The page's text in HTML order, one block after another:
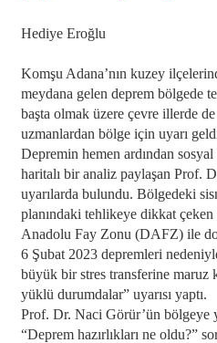
Hediye Eroğlu
Komşu Adana’nın kuzey
meydana gelen deprem bölgede
başta olmak üzere çevre illerde
uzmanlardan bölge için uyarı
Depremin hemen ardından
haritalı bir analiz paylaşan Prof.
uyarılarda bulundu. Bölgedeki
planındaki tehlikeye dikkat
Anadolu Fay Zonu (DAFZ) ile
6 Şubat 2023 depremleri
büyük bir stres transferine maruz
yüklü durumdalar” uyarısı yaptı.
Prof. Dr. Naci Görür’ün bölgeye
“Deprem hazırlıkları ne oldu?”